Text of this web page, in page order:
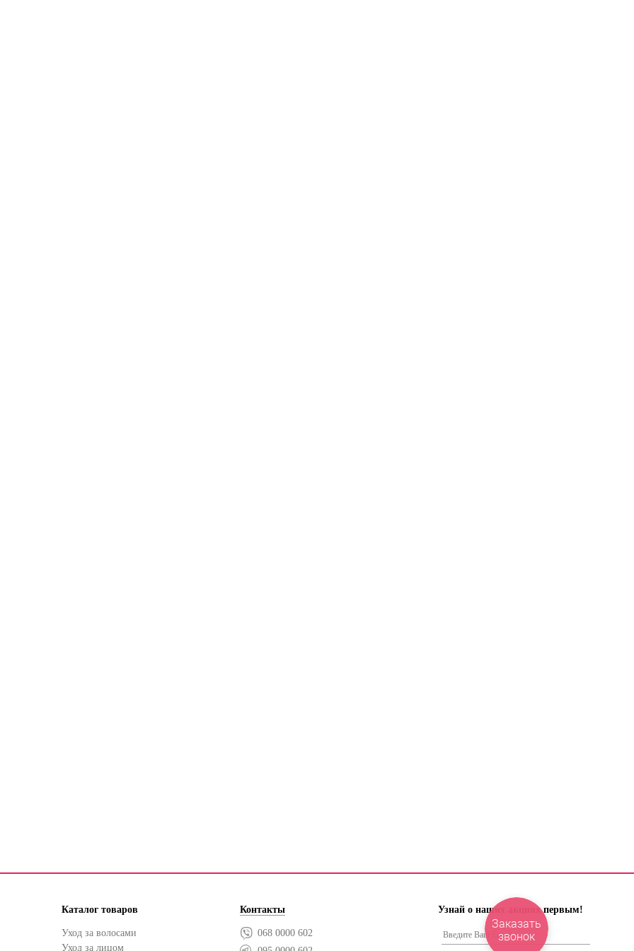
Каталог товаров
Уход за волосами
Уход за лицом
Контакты
068 0000 602
Узнай о наших акциях первым!
Заказать
звонок